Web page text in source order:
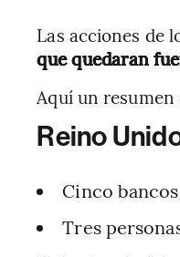
Las acciones de
que quedaran
Aquí un resumen
Reino
Cinco
Tres